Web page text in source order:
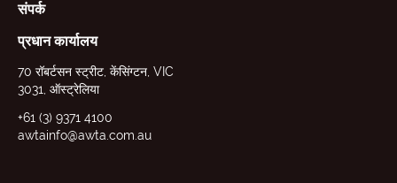
संपर्क
प्रधान कार्यालय
70 रॉबर्टसन स्ट्रीट, केंसिंग्टन, VIC
3031, ऑस्ट्रेलिया
+61 (3) 9371 4100
awtainfo@awta.com.au